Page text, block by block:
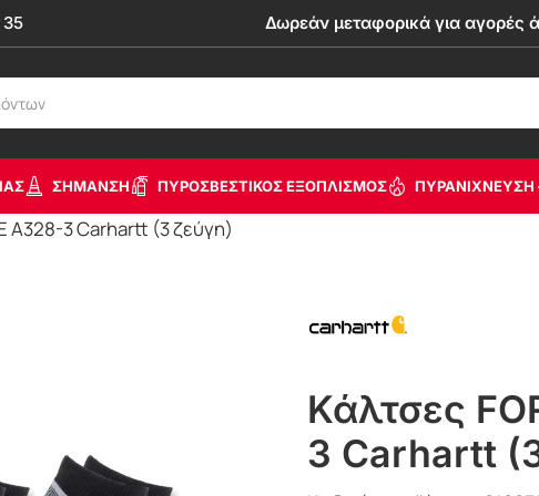
Δωρεάν μεταφορικά για αγορές
ΣΗΜΑΝΣΗ ΠΥΡΟΣΒΕΣΤΙΚΟΣ ΕΞΟΠΛΙΣΜΟΣ ΠΥΡΑΝΙΧΝΕΥΣΗ
A328-3 Carhartt (3 ζεύγη)
Κάλτσες
3 Carhartt